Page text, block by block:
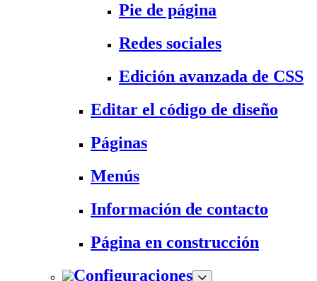
Pie de página
Redes sociales
Edición avanzada de CSS
Editar el código de diseño
Páginas
Menús
Información de contacto
Página en construcción
Configuraciones